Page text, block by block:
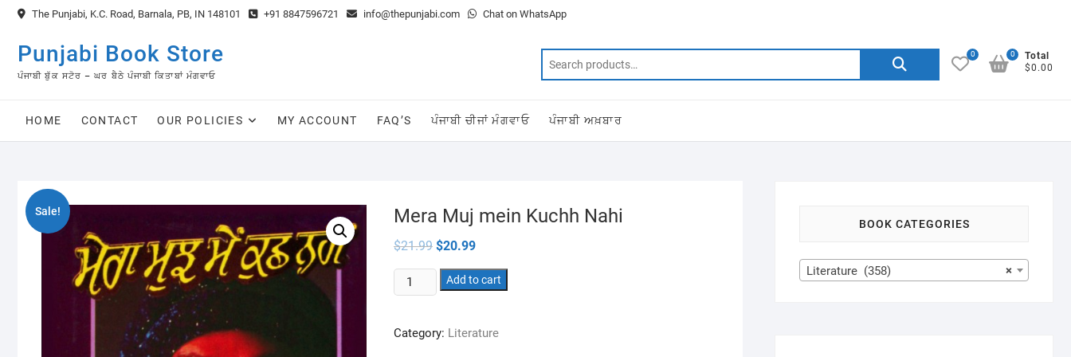
Skip
content
The Punjabi, K.C. Road, Barnala, PB, IN 148101 +91 8847596721 info@thepunjabi.com Chat on WhatsApp
Punjabi Book Store
ਪੰਜਾਬੀ ਬੁੱਕ ਸਟੋਰ – ਘਰ ਬੈਠੇ ਪੰਜਾਬੀ ਕਿਤਾਬਾਂ ਮੰਗਵਾਓ
Search
0
Total
$0.00
0
HOME CONTACT OUR POLICIES MY ACCOUNT FAQ’S ਪੰਜਾਬੀ ਚੀਜਾਂ ਮੰਗਵਾਓ ਪੰਜਾਬੀ ਅਖ਼ਬਾਰ
Sale! Mera Muj mein Kuchh Nahi
$21.99 Original
price
was:
$21.99.
$20.99Current
is:
$20.99.
Mera
Muj
Kuchh
Add to cart
Category: Literature
BOOK CATEGORIES
×
Literature (358)